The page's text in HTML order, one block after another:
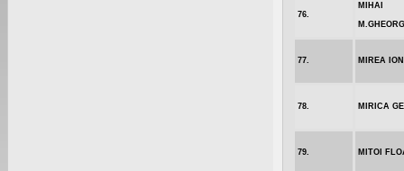
76.
MIHAI
77. MIREA ION
78. MIRICA
79. MITOI